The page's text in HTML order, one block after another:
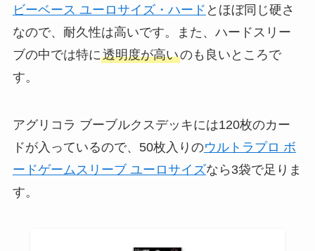
ビーベース ユーロサイズ・ハード とほぼ同じ硬さ
なので、耐久性は高いです。また、ハードスリー
ブの中では特に透明度が高いのも良いところで
す。
アグリコラ ブーブルクスデッキには120枚のカー
ドが入っているので、50枚入りのウルトラプロ ボ
ードゲームスリーブ ユーロサイズなら3袋で足りま
す。